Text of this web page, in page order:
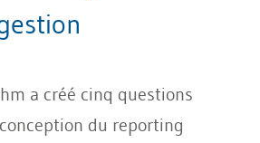
a créé cinq questions
du reporting